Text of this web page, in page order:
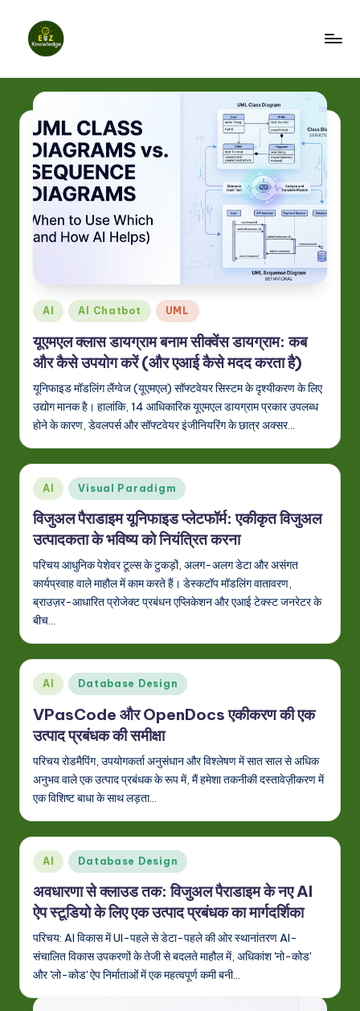
z
K
n
o
w
g
e
In
d
ia
n
-
L
a
t
e
s
t
in
A
&
S
o
w
a
r
e
In
n
o
Posted
in
AI AI Chatbot UML
यूएमएल क्लास डायग्राम बनाम सीक्वेंस डायग्राम: कब
और कैसे उपयोग करें (और एआई कैसे मदद करता है)
यूनिफाइड मॉडलिंग लैंग्वेज (यूएमएल) सॉफ्टवेयर सिस्टम के दृश्यीकरण के लिए
उद्योग मानक है। हालांकि, 14 आधिकारिक यूएमएल डायग्राम प्रकार उपलब्ध
होने के कारण, डेवलपर्स और सॉफ्टवेयर इंजीनियरिंग के छात्र अक्सर…
Posted
in
AI Visual Paradigm
विजुअल पैराडाइम यूनिफाइड प्लेटफॉर्म: एकीकृत विजुअल
उत्पादकता के भविष्य को नियंत्रित करना
परिचय आधुनिक पेशेवर टूल्स के टुकड़ों, अलग-अलग डेटा और असंगत
कार्यप्रवाह वाले माहौल में काम करते हैं। डेस्कटॉप मॉडलिंग वातावरण,
ब्राउज़र-आधारित प्रोजेक्ट प्रबंधन एप्लिकेशन और एआई टेक्स्ट जनरेटर के
बीच…
Posted
in
AI Database Design
VPasCode और OpenDocs एकीकरण की एक
उत्पाद प्रबंधक की समीक्षा
परिचय रोडमैपिंग, उपयोगकर्ता अनुसंधान और विश्लेषण में सात साल से अधिक
अनुभव वाले एक उत्पाद प्रबंधक के रूप में, मैं हमेशा तकनीकी दस्तावेज़ीकरण में
एक विशिष्ट बाधा के साथ लड़ता…
Posted
in
AI Database Design
अवधारणा से क्लाउड तक: विजुअल पैराडाइम के नए AI
ऐप स्टूडियो के लिए एक उत्पाद प्रबंधक का मार्गदर्शिका
परिचय: AI विकास में UI-पहले से डेटा-पहले की ओर स्थानांतरण AI-
संचालित विकास उपकरणों के तेजी से बदलते माहौल में, अधिकांश 'नो-कोड'
और 'लो-कोड' ऐप निर्माताओं में एक महत्वपूर्ण कमी बनी…